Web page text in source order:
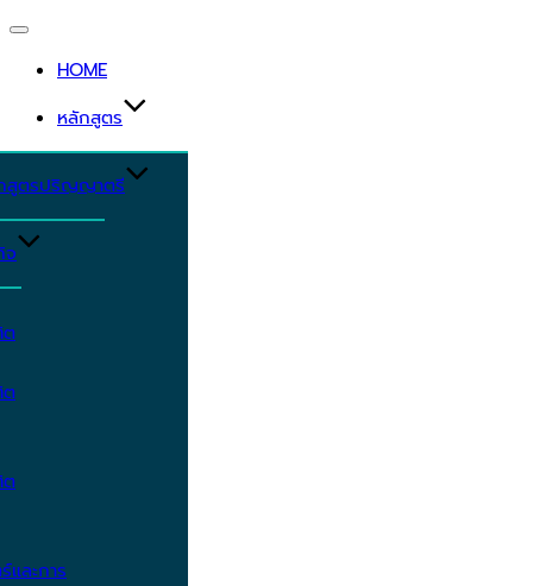
Toggle
navigation
HOME
หลักสูตร
สูตรปริญญาตรี
จ
ต
ต
ต
ละการ